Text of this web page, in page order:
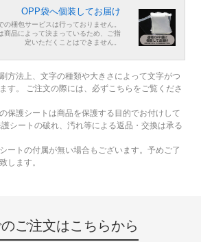
OPP袋へ個装してお届け
の梱包サービスは行っておりません。
商品によって決まっているため、ご指
定いただくことはできません。
方法上、文字の種類や大きさによって文字がつ
す。 ご注文の際には、必ずこちらをご覧くださ
保護シートは商品を保護する目的でお付けして
シートの破れ、汚れ等による返品・交換は承る
ートの付属が無い場合もございます。予めご了
します。
ご注文はこちらから